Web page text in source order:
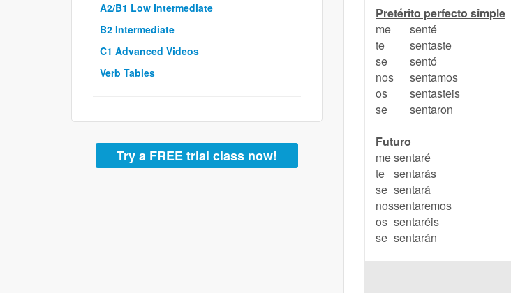
A2/B1 Low Intermediate
B2 Intermediate
C1 Advanced Videos
Verb Tables
Try a FREE trial class now!
Pretérito perfecto simple
me
senté
te
sentaste
se
sentó
nos
sentamos
os
sentasteis
se
sentaron
Futuro
mesentaré
te sentarás
se sentará
nossentaremos
os sentaréis
se sentarán